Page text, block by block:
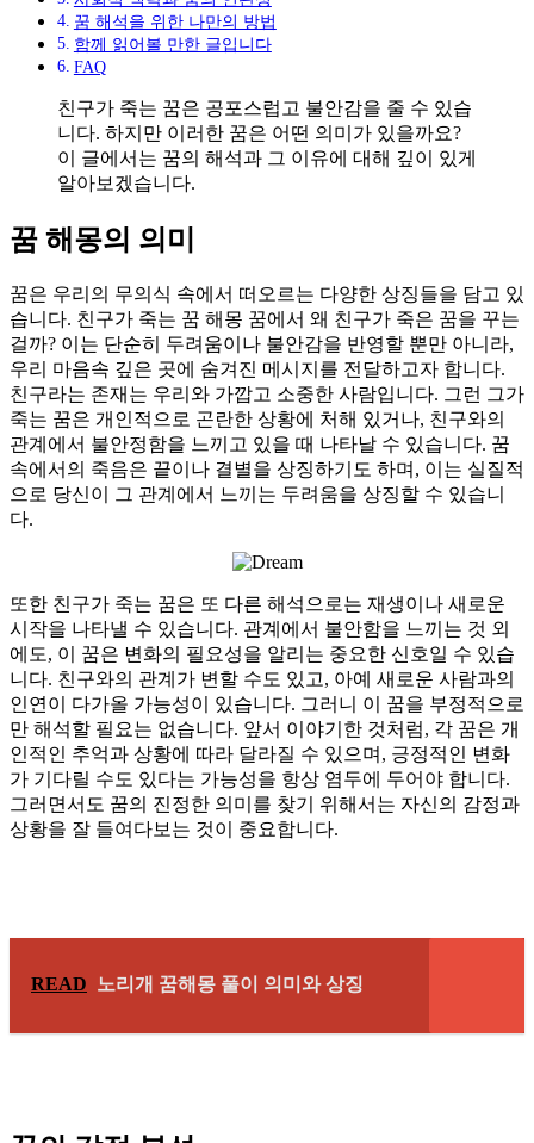
꿈 해석을 위한 나만의 방법
함께 읽어볼 만한 글입니다
FAQ
친구가 죽는 꿈은 공포스럽고 불안감을 줄 수 있습
니다. 하지만 이러한 꿈은 어떤 의미가 있을까요?
이 글에서는 꿈의 해석과 그 이유에 대해 깊이 있게
알아보겠습니다.
꿈 해몽의 의미
꿈은 우리의 무의식 속에서 떠오르는 다양한 상징들을 담고 있
습니다. 친구가 죽는 꿈 해몽 꿈에서 왜 친구가 죽은 꿈을 꾸는
걸까? 이는 단순히 두려움이나 불안감을 반영할 뿐만 아니라,
우리 마음속 깊은 곳에 숨겨진 메시지를 전달하고자 합니다.
친구라는 존재는 우리와 가깝고 소중한 사람입니다. 그런 그가
죽는 꿈은 개인적으로 곤란한 상황에 처해 있거나, 친구와의
관계에서 불안정함을 느끼고 있을 때 나타날 수 있습니다. 꿈
속에서의 죽음은 끝이나 결별을 상징하기도 하며, 이는 실질적
으로 당신이 그 관계에서 느끼는 두려움을 상징할 수 있습니
다.
또한 친구가 죽는 꿈은 또 다른 해석으로는 재생이나 새로운
시작을 나타낼 수 있습니다. 관계에서 불안함을 느끼는 것 외
에도, 이 꿈은 변화의 필요성을 알리는 중요한 신호일 수 있습
니다. 친구와의 관계가 변할 수도 있고, 아예 새로운 사람과의
인연이 다가올 가능성이 있습니다. 그러니 이 꿈을 부정적으로
만 해석할 필요는 없습니다. 앞서 이야기한 것처럼, 각 꿈은 개
인적인 추억과 상황에 따라 달라질 수 있으며, 긍정적인 변화
가 기다릴 수도 있다는 가능성을 항상 염두에 두어야 합니다.
그러면서도 꿈의 진정한 의미를 찾기 위해서는 자신의 감정과
상황을 잘 들여다보는 것이 중요합니다.
READ 노리개 꿈해몽 풀이 의미와 상징